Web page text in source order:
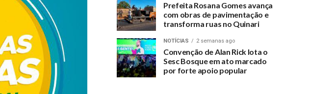
Prefeita Rosana Gomes avança
com obras de pavimentação e
transforma ruas no Quinari
NOTÍCIAS 2 semanas ago
Convenção de Alan Rick lota o
Sesc Bosque em ato marcado
por forte apoio popular